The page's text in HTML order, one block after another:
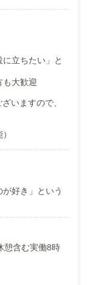
に立ちたい」と
も大歓迎
いますので、
が好き」という
憩含む実働8時